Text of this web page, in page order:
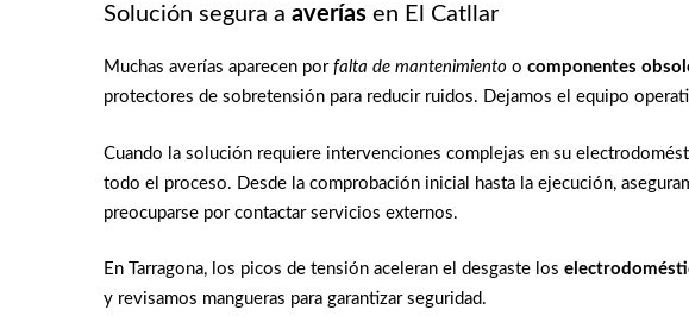
Solución segura a averías en El Catllar
Muchas averías aparecen por falta de mantenimiento o componentes
protectores de sobretensión para reducir ruidos. Dejamos el equipo
Cuando la solución requiere intervenciones complejas en su
todo el proceso. Desde la comprobación inicial hasta la ejecución,
preocuparse por contactar servicios externos.
En Tarragona, los picos de tensión aceleran el desgaste los
y revisamos mangueras para garantizar seguridad.